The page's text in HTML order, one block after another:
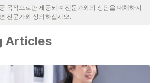
및 타당성을 보장하기 위해 처리되었습니다.
신뢰성이 있으며 학문적 또는 과학적으로 정
Enfermera. C. S. Dávila.
de vacunas. Extraído de:
wp-
목적으로만 제공되며 전문가와의 상담을 대체하지
전문가와 상의하십시오.
Articles